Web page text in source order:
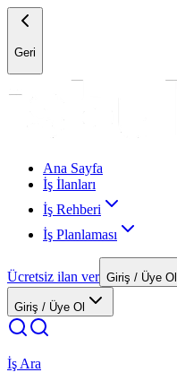
Geri
Ana Sayfa
İş İlanları
İş Rehberi
İş Planlaması
Ücretsiz ilan ver Giriş / Üye Ol
Giriş / Üye Ol
İş Ara